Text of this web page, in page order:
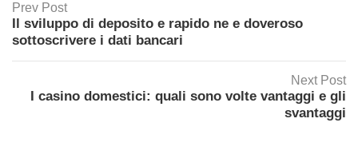
Prev Post
Il sviluppo di deposito e rapido ne e doveroso
sottoscrivere i dati bancari
Next Post
I casino domestici: quali sono volte vantaggi e gli
svantaggi